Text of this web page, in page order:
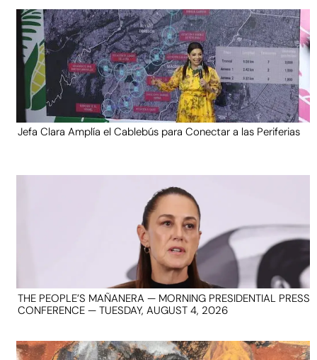
Jefa Clara Amplía el Cablebús para Conectar a las Periferias
THE PEOPLE’S MAÑANERA — MORNING PRESIDENTIAL PRESS
CONFERENCE — TUESDAY, AUGUST 4, 2026